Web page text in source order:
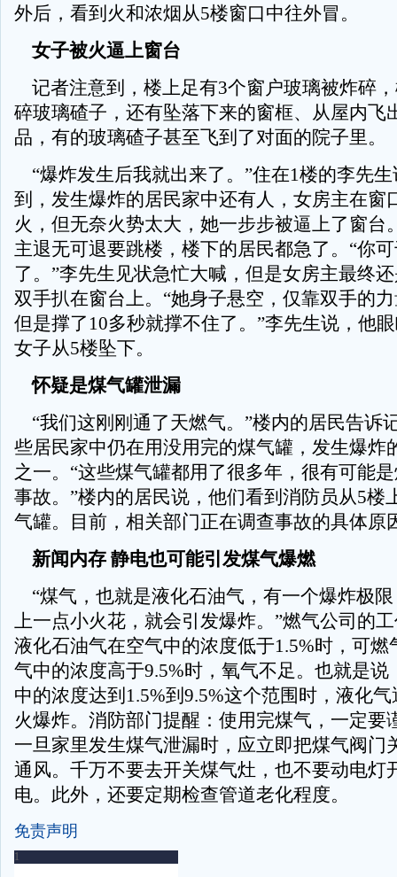
外后，看到火和浓烟从5楼窗口中往外冒。
女子被火逼上窗台
记者注意到，楼上足有3个窗户玻璃被炸碎
碎玻璃碴子，还有坠落下来的窗框、从屋内飞
品，有的玻璃碴子甚至飞到了对面的院子里。
“爆炸发生后我就出来了。”住在1楼的李先
到，发生爆炸的居民家中还有人，女房主在窗
火，但无奈火势太大，她一步步被逼上了窗台
主退无可退要跳楼，楼下的居民都急了。“你
了。”李先生见状急忙大喊，但是女房主最终
双手扒在窗台上。“她身子悬空，仅靠双手的
但是撑了10多秒就撑不住了。”李先生说，他
女子从5楼坠下。
怀疑是煤气罐泄漏
“我们这刚刚通了天燃气。”楼内的居民告诉
些居民家中仍在用没用完的煤气罐，发生爆炸
之一。“这些煤气罐都用了很多年，很有可能
事故。”楼内的居民说，他们看到消防员从5楼
气罐。目前，相关部门正在调查事故的具体原
新闻内存 静电也可能引发煤气爆燃
“煤气，也就是液化石油气，有一个爆炸极
上一点小火花，就会引发爆炸。”燃气公司的
液化石油气在空气中的浓度低于1.5%时，可燃
气中的浓度高于9.5%时，氧气不足。也就是说
中的浓度达到1.5%到9.5%这个范围时，液化
火爆炸。消防部门提醒：使用完煤气，一定要
一旦家里发生煤气泄漏时，应立即把煤气阀门
通风。千万不要去开关煤气灶，也不要动电灯
电。此外，还要定期检查管道老化程度。
免责声明